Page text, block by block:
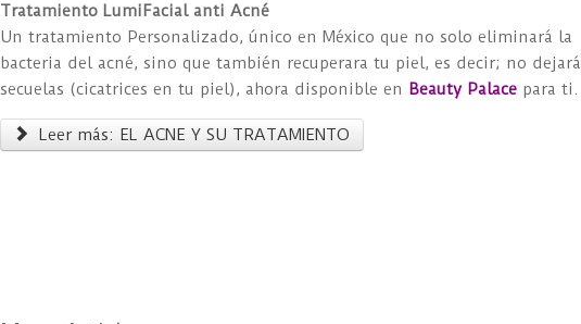
Tratamiento LumiFacial anti Acné
Un tratamiento Personalizado, único en México que no solo eliminará la
bacteria del acné, sino que también recuperara tu piel, es decir; no dejará
secuelas (cicatrices en tu piel), ahora disponible en Beauty Palace para ti.
Leer más: EL ACNE Y SU TRATAMIENTO